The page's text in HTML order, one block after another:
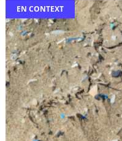
EN CONTEXT